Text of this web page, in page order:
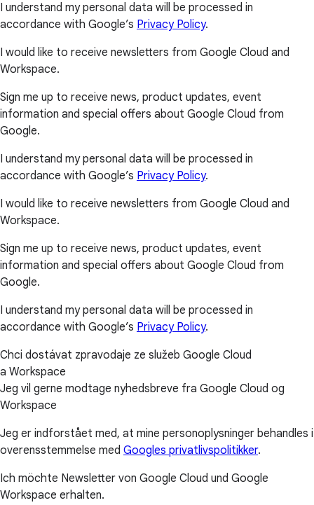
I understand my personal data will be processed in
accordance with Google’s Privacy Policy.
I would like to receive newsletters from Google Cloud and
Workspace.
Sign me up to receive news, product updates, event
information and special offers about Google Cloud from
Google.
I understand my personal data will be processed in
accordance with Google’s Privacy Policy.
I would like to receive newsletters from Google Cloud and
Workspace.
Sign me up to receive news, product updates, event
information and special offers about Google Cloud from
Google.
I understand my personal data will be processed in
accordance with Google’s Privacy Policy.
Chci dostávat zpravodaje ze služeb Google Cloud
a Workspace
Jeg vil gerne modtage nyhedsbreve fra Google Cloud og
Workspace
Jeg er indforstået med, at mine personoplysninger behandles i
overensstemmelse med Googles privatlivspolitikker.
Ich möchte Newsletter von Google Cloud und Google
Workspace erhalten.